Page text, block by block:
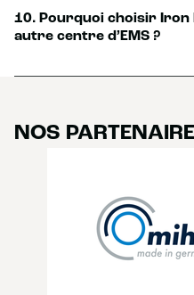
10. Pourquoi choisir Iron
autre centre d’EMS ?
NOS